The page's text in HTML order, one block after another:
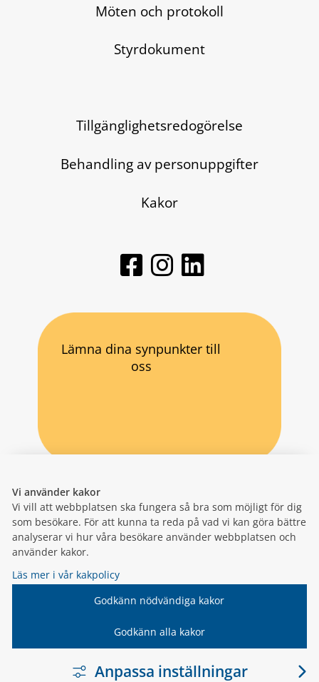
Vi använder kakor
Vi vill att webbplatsen ska fungera så bra som möjligt för dig
som besökare. För att kunna ta reda på vad vi kan göra bättre
analyserar vi hur våra besökare använder webbplatsen och
använder kakor.
Läs mer i vår kakpolicy
Godkänn nödvändiga kakor
Godkänn alla kakor
Anpassa inställningar
Möten och protokoll
Styrdokument
Tillgänglighetsredogörelse
Behandling av personuppgifter
Kakor
Lämna dina synpunkter till
oss